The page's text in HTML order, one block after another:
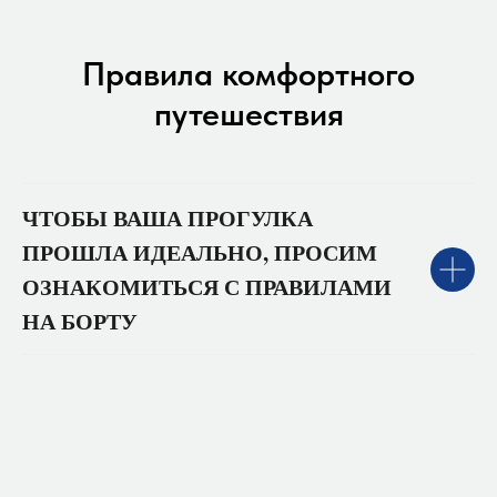
Правила комфортного
путешествия
ЧТОБЫ ВАША ПРОГУЛКА
ПРОШЛА ИДЕАЛЬНО, ПРОСИМ
ОЗНАКОМИТЬСЯ С ПРАВИЛАМИ
НА БОРТУ